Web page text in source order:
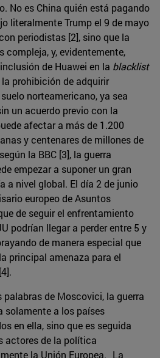
No es China quién está pagando
literalmente Trump el 9 de mayo
periodistas [2], sino que la
compleja, y, evidentemente,
de Huawei en la blacklist
prohibición de adquirir
norteamericano, ya sea
un acuerdo previo con la
afectar a más de 1.200
y centenares de millones de
la BBC [3], la guerra
empezar a suponer un gran
a nivel global. El día 2 de junio
europeo de Asuntos
de seguir el enfrentamiento
podrían llegar a perder entre 5 y
de manera especial que
principal amenaza para el
palabras de Moscovici, la guerra
solamente a los países
en ella, sino que es seguida
actores de la política
la Unión Europea. La